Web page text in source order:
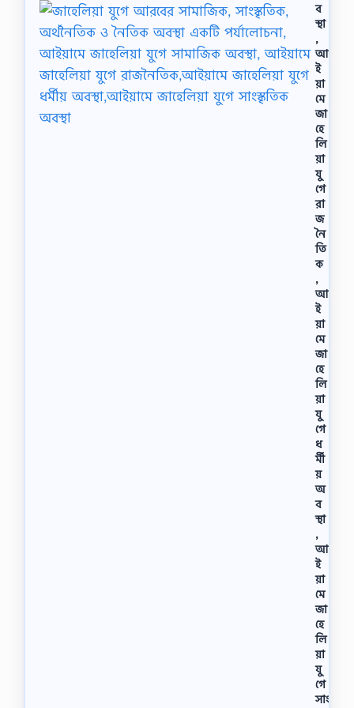
ব
স্থা
,
আ
ই
য়া
মে
জা
হে
লি
য়া
যু
গে
রা
জ
নৈ
তি
ক
,
আ
ই
য়া
মে
জা
হে
লি
য়া
যু
গে
ধ
র্মী
য়
অ
ব
স্থা
,
আ
ই
য়া
মে
জা
হে
লি
য়া
যু
গে
সাং